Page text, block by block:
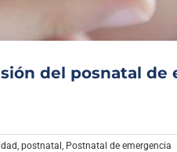
del posnatal de
postnatal Postnatal de emergencia